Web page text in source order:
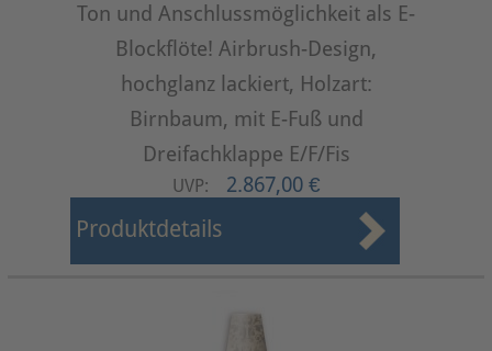
Ton und Anschlussmöglichkeit als E-
Blockflöte! Airbrush-Design,
hochglanz lackiert, Holzart:
Birnbaum, mit E-Fuß und
Dreifachklappe E/F/Fis
UVP: 2.867,00 €
Produktdetails